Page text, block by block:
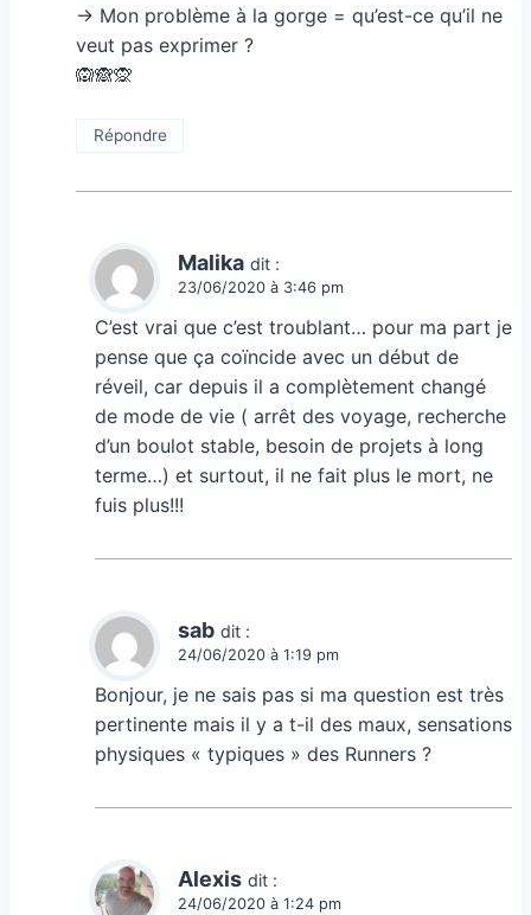
-> Mon problème à la gorge = qu’est-ce qu’il ne
veut pas exprimer ?
🙉🙈🙊
Répondre
Malika dit :
23/06/2020 à 3:46 pm
C’est vrai que c’est troublant… pour ma part je
pense que ça coïncide avec un début de
réveil, car depuis il a complètement changé
de mode de vie ( arrêt des voyage, recherche
d’un boulot stable, besoin de projets à long
terme…) et surtout, il ne fait plus le mort, ne
fuis plus!!!
sab dit :
24/06/2020 à 1:19 pm
Bonjour, je ne sais pas si ma question est très
pertinente mais il y a t-il des maux, sensations
physiques « typiques » des Runners ?
Alexis dit :
24/06/2020 à 1:24 pm